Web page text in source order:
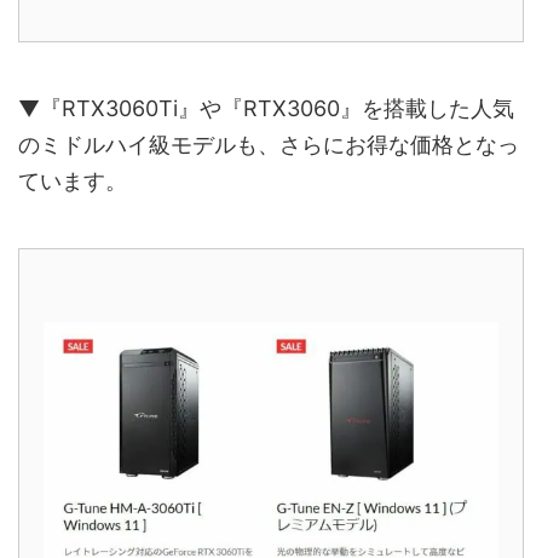
▼『RTX3060Ti』や『RTX3060』を搭載した人気
のミドルハイ級モデルも、さらにお得な価格となっ
ています。